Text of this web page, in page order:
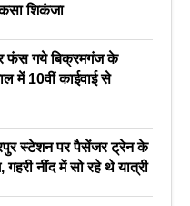
शिकंजा
फंस गये बिक्रमगंज के
में 10वीं काईवाई से
स्टेशन पर पैसेंजर ट्रेन के
नींद में सो रहे थे यात्री